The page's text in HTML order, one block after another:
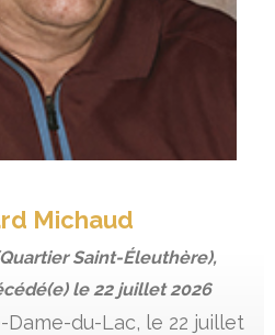
Michaud
Saint-Éleuthère),
le 22 juillet 2026
Dame-du-Lac, le 22 juillet